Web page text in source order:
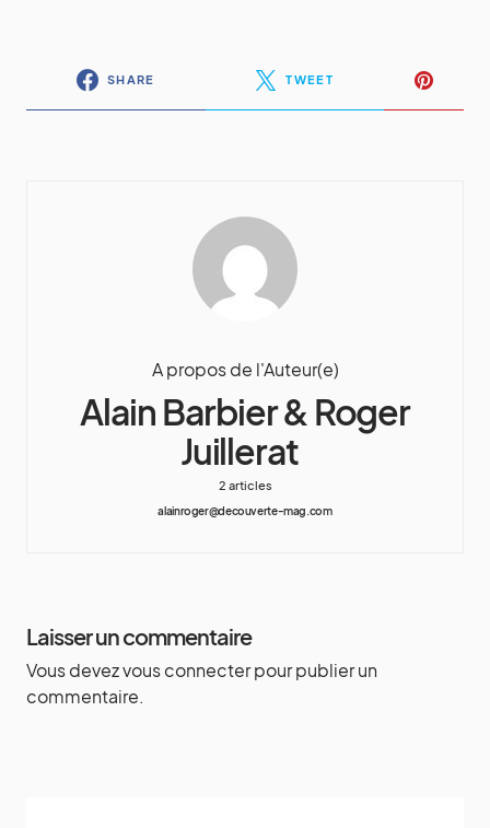
SHARE TWEET
A propos de l'Auteur(e)
Alain Barbier & Roger
Juillerat
2 articles
alainroger@decouverte-mag.com
Laisser un commentaire
Vous devezvous connecterpour publier un
commentaire.